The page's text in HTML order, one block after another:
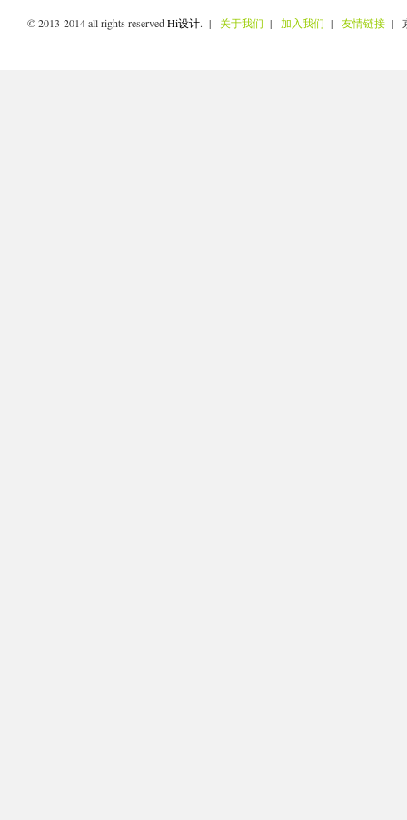
© 2013-2014 all rights reservedHi设计. | 关于我们 | 加入我们 | 友情链接 |